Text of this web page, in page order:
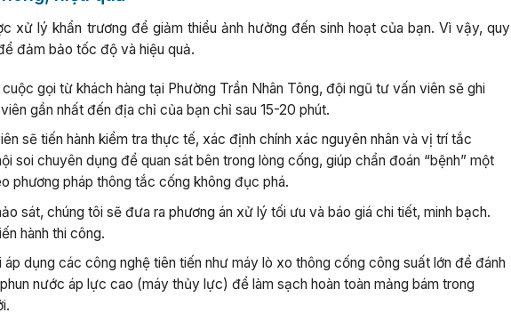
xử lý khẩn trương để giảm thiểu ảnh hưởng đến sinh hoạt của bạn. Vì vậy, quy
đảm bảo tốc độ và hiệu quả.
gọi từ khách hàng tại Phường Trần Nhân Tông, đội ngũ tư vấn viên sẽ ghi
gần nhất đến địa chỉ của bạn chỉ sau 15-20 phút.
sẽ tiến hành kiểm tra thực tế, xác định chính xác nguyên nhân và vị trí tắc
soi chuyên dụng để quan sát bên trong lòng cống, giúp chẩn đoán “bệnh” một
phương pháp thông tắc cống không đục phá.
sát, chúng tôi sẽ đưa ra phương án xử lý tối ưu và báo giá chi tiết, minh bạch.
hành thi công.
áp dụng các công nghệ tiên tiến như máy lò xo thông cống công suất lớn để đánh
nước áp lực cao (máy thủy lực) để làm sạch hoàn toàn mảng bám trong